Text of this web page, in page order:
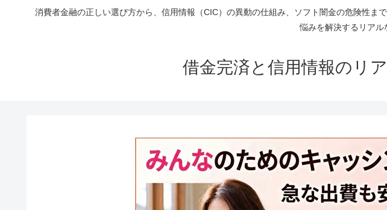
消費者金融の正しい選び方から、信用情報（CIC）の異動の仕組み、ソフト闇金の危険性
悩みを解決するリアル
借金完済と信用情報のリ